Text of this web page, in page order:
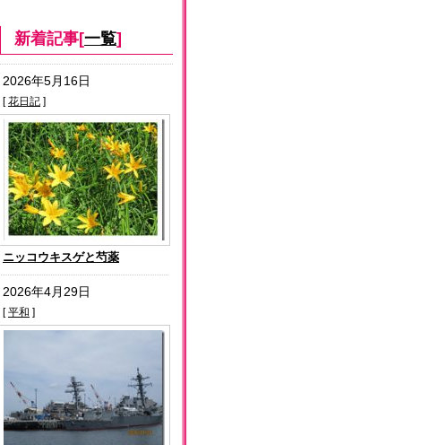
新着記事[一覧]
2026年5月16日
[花日記 ]
ニッコウキスゲと芍薬
2026年4月29日
[平和 ]